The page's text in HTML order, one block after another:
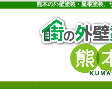
熊本の外壁塗装・屋根塗装、